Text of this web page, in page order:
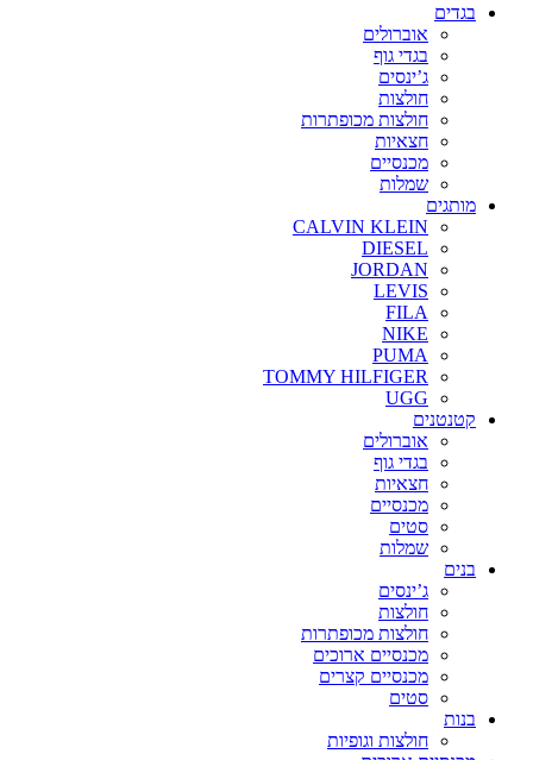
בגדים
אוברולים
בגדי גוף
ג’ינסים
חולצות
חולצות מכופתרות
חצאיות
מכנסיים
שמלות
מותגים
CALVIN KLEIN
DIESEL
JORDAN
LEVIS
FILA
NIKE
PUMA
TOMMY HILFIGER
UGG
קטנטנים
אוברולים
בגדי גוף
חצאיות
מכנסיים
סטים
שמלות
בנים
ג’ינסים
חולצות
חולצות מכופתרות
מכנסיים ארוכים
מכנסיים קצרים
סטים
בנות
חולצות וגופיות